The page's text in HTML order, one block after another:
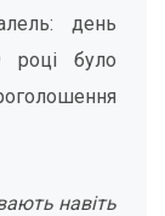
день
було
навіть